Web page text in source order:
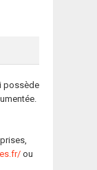
possède
ou